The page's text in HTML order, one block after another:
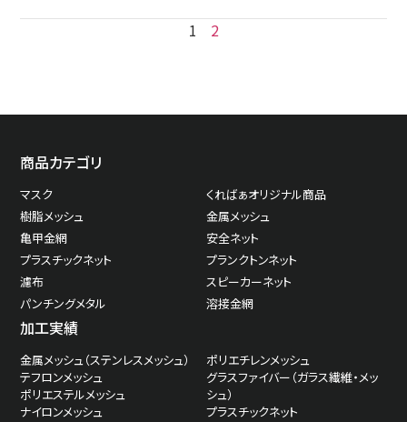
1 2
商品カテゴリ
マスク
くればぁオリジナル商品
樹脂メッシュ
金属メッシュ
亀甲金網
安全ネット
プラスチックネット
プランクトンネット
濾布
スピーカーネット
パンチングメタル
溶接金網
加工実績
金属メッシュ（ステンレスメッシュ）
テフロンメッシュ
ポリエステルメッシュ
ナイロンメッシュ
ポリエチレンメッシュ
グラスファイバー（ガラス繊維・メッ
シュ）
プラスチックネット